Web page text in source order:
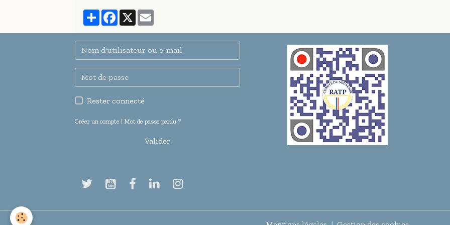
PartagerFacebook
X
Rester connecté
Créer un compte | Mot de passe perdu ?
Valider